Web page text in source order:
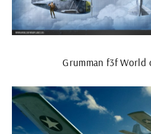
Grumman f3f World